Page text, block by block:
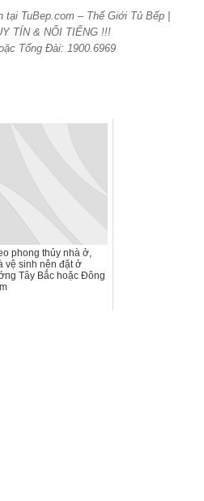
tại TuBep.com – Thế Giới Tủ Bếp |
TÍN & NỔI TIẾNG !!!
Tổng Đài: 1900.6969
phong thủy nhà ở,
vệ sinh nên đặt ở
Tây Bắc hoặc Đông